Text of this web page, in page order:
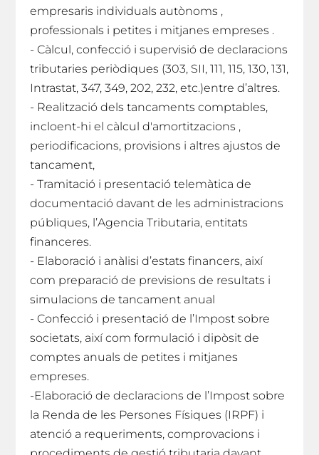
empresaris individuals autònoms ,
professionals i petites i mitjanes empreses .
- Càlcul, confecció i supervisió de declaracions
tributaries periòdiques (303, SII, 111, 115, 130, 131,
Intrastat, 347, 349, 202, 232, etc.)entre d’altres.
- Realització dels tancaments comptables,
incloent-hi el càlcul d'amortitzacions ,
periodificacions, provisions i altres ajustos de
tancament,
- Tramitació i presentació telemàtica de
documentació davant de les administracions
públiques, l’Agencia Tributaria, entitats
financeres.
- Elaboració i anàlisi d’estats financers, així
com preparació de previsions de resultats i
simulacions de tancament anual
- Confecció i presentació de l’Impost sobre
societats, així com formulació i dipòsit de
comptes anuals de petites i mitjanes
empreses.
-Elaboració de declaracions de l’Impost sobre
la Renda de les Persones Físiques (IRPF) i
atenció a requeriments, comprovacions i